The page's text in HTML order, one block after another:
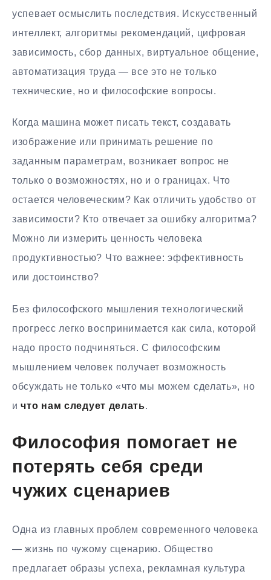
успевает осмыслить последствия. Искусственный
интеллект, алгоритмы рекомендаций, цифровая
зависимость, сбор данных, виртуальное общение,
автоматизация труда — все это не только
технические, но и философские вопросы.
Когда машина может писать текст, создавать
изображение или принимать решение по
заданным параметрам, возникает вопрос не
только о возможностях, но и о границах. Что
остается человеческим? Как отличить удобство от
зависимости? Кто отвечает за ошибку алгоритма?
Можно ли измерить ценность человека
продуктивностью? Что важнее: эффективность
или достоинство?
Без философского мышления технологический
прогресс легко воспринимается как сила, которой
надо просто подчиняться. С философским
мышлением человек получает возможность
обсуждать не только «что мы можем сделать», но
ичто нам следует делать.
Философия помогает не
потерять себя среди
чужих сценариев
Одна из главных проблем современного человека
— жизнь по чужому сценарию. Общество
предлагает образы успеха, рекламная культура